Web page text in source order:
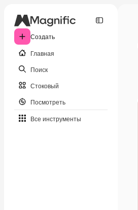
Создать
Главная
Поиск
Стоковый
Посмотреть
Все инструменты